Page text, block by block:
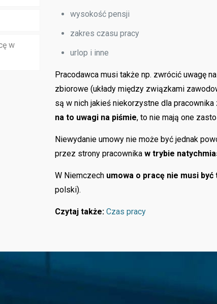
w
wysokość pensji
zakres czasu pracy
urlop i inne
Pracodawca musi także np. zwrócić uwagę
zbiorowe (układy między związkami
są w nich jakieś niekorzystne dla pracownika
na to uwagi na piśmie, to nie mają one
Niewydanie umowy nie może być jednak
przez strony pracownikaw trybie
W Niemczech umowa o pracę nie musi być
polski).
Czytaj także: Czas pracy